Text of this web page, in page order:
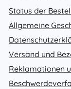
Status der
Allgemeine
Versand und
Reklamationen